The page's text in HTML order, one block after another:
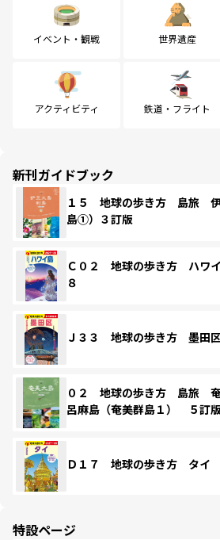
イベント・観戦 世界遺産
アクティビティ 鉄道・フライト
新刊ガイドブック
１５ 地球の歩き方 島旅
島①）３訂版
Ｃ０２ 地球の歩き方 ハワ
８
Ｊ３３ 地球の歩き方 墨田
０２ 地球の歩き方 島旅
呂麻島（奄美群島１） ５訂版
Ｄ１７ 地球の歩き方 タイ
特設ページ